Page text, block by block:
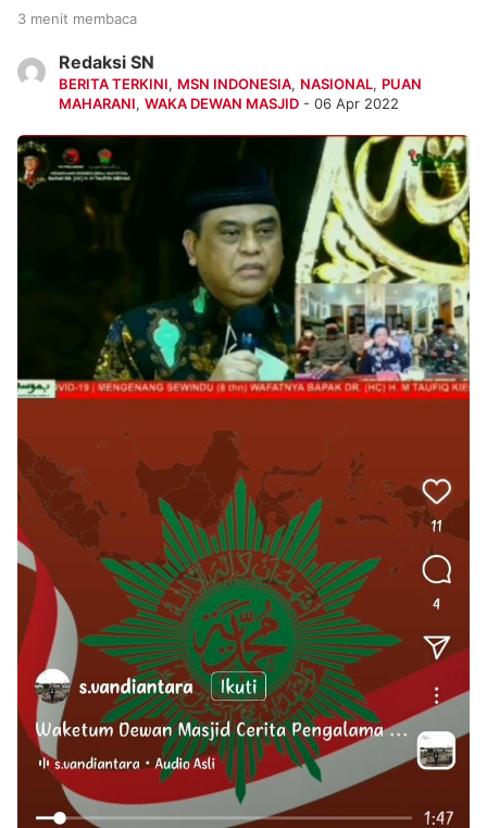
3 menit membaca
Redaksi SN
BERITA TERKINI, MSN INDONESIA, NASIONAL, PUAN
MAHARANI,WAKA DEWAN MASJID - 06 Apr 2022